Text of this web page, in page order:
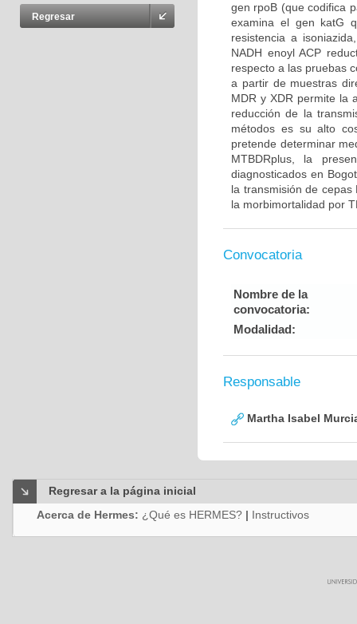
Regresar
gen rpoB (que codifica
examina el gen katG
resistencia a
NADH enoyl ACP
respecto a las pruebas
a partir de muestras
MDR y XDR permite la
reducción de la
métodos es su alto
pretende determinar
MTBDRplus, la
diagnosticados en
la transmisión de
la morbimortalidad por
Convocatoria
Nombre de la
convocatoria:
Modalidad:
Responsable
Martha Isabel
Regresar a la página inicial
Acerca de Hermes: ¿Qué es HERMES? | Instructivos